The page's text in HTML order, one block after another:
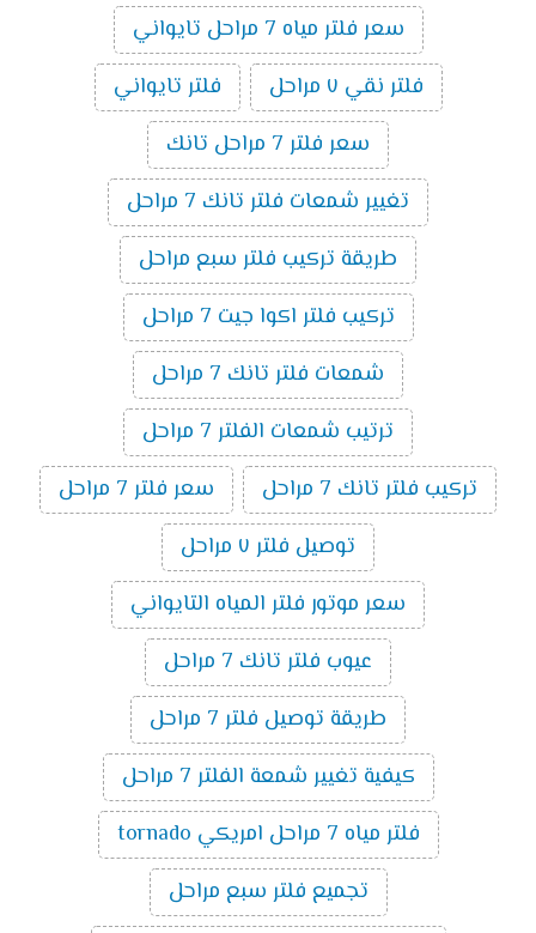
سعر فلتر مياه 7 مراحل تايواني
فلتر نقي ٧ مراحل
فلتر تايواني
سعر فلتر 7 مراحل تانك
تغيير شمعات فلتر تانك 7 مراحل
طريقة تركيب فلتر سبع مراحل
تركيب فلتر اكوا جيت 7 مراحل
شمعات فلتر تانك 7 مراحل
ترتيب شمعات الفلتر 7 مراحل
تركيب فلتر تانك 7 مراحل
سعر فلتر 7 مراحل
توصيل فلتر ٧ مراحل
سعر موتور فلتر المياه التايواني
عيوب فلتر تانك 7 مراحل
طريقة توصيل فلتر 7 مراحل
كيفية تغيير شمعة الفلتر 7 مراحل
فلتر مياه 7 مراحل امريكي tornado
تجميع فلتر سبع مراحل